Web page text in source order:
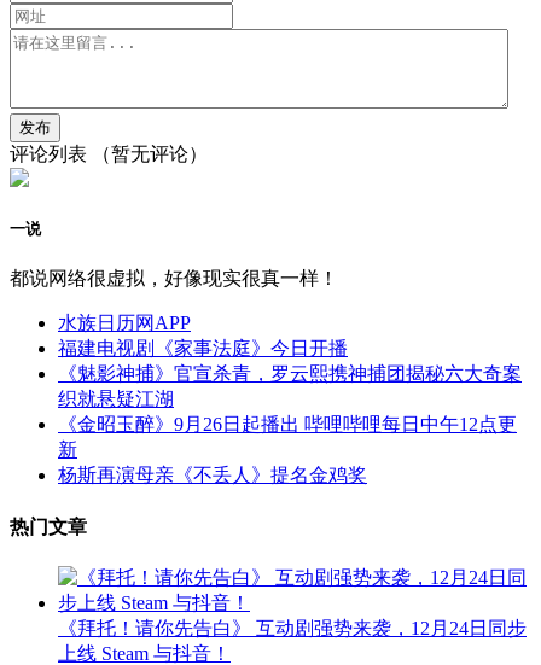
评论列表 （暂无评论）
一说
都说网络很虚拟，好像现实很真一样！
水族日历网APP
福建电视剧《家事法庭》今日开播
《魅影神捕》官宣杀青，罗云熙携神捕团揭秘六大奇案
织就悬疑江湖
《金昭玉醉》9月26日起播出 哔哩哔哩每日中午12点更
新
杨斯再演母亲《不丢人》提名金鸡奖
热门文章
《拜托！请你先告白》 互动剧强势来袭，12月24日同步
上线 Steam 与抖音！